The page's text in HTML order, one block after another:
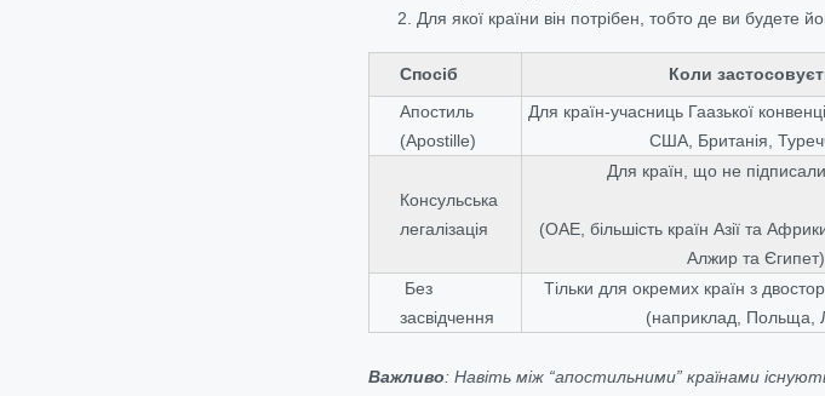
Для якої країни він потрібен, тобто де ви будете
Спосіб Коли
Апостиль
(Apostille)
Для країн-учасниць Гаазької
США, Британія,
Консульська
легалізація
Для країн, що не
(ОАЕ, більшість країн Азії та
Алжир та Єгипет).
Без
засвідчення
Тільки для окремих країн з
(наприклад, Польща,
Важливо: Навіть між “апостильними” країнами